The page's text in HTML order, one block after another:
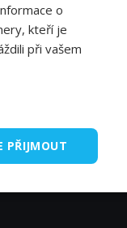
o
kteří je
při vašem
PŘIJMOUT